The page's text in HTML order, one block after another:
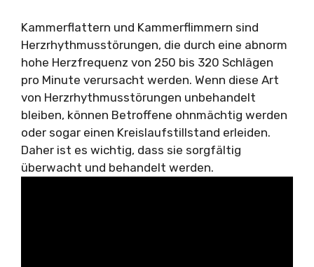
Kammerflattern und Kammerflimmern sind
Herzrhythmusstörungen, die durch eine abnorm
hohe Herzfrequenz von 250 bis 320 Schlägen
pro Minute verursacht werden. Wenn diese Art
von Herzrhythmusstörungen unbehandelt
bleiben, können Betroffene ohnmächtig werden
oder sogar einen Kreislaufstillstand erleiden.
Daher ist es wichtig, dass sie sorgfältig
überwacht und behandelt werden.